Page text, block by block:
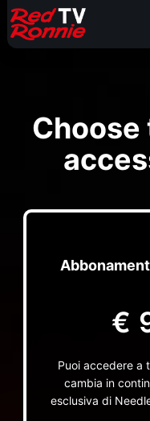
€
Puoi accedere a
cambia in
esclusiva di